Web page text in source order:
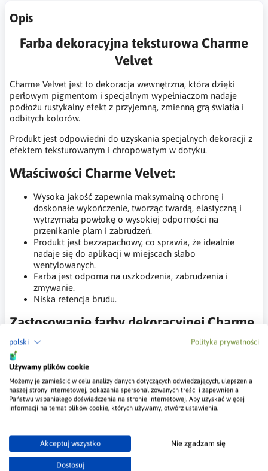
polski Polityka prywatności
Używamy plików cookie
Możemy je zamieścić w celu analizy danych dotyczących odwiedzających, ulepszenia
naszej strony internetowej, pokazania spersonalizowanych treści i zapewnienia
Państwu wspaniałego doświadczenia na stronie internetowej. Aby uzyskać więcej
informacji na temat plików cookie, których używamy, otwórz ustawienia.
Akceptuj wszystko Nie zgadzam się
Dostosuj
Opis
Farba dekoracyjna teksturowa Charme
Velvet
Charme Velvet jest to dekoracja wewnętrzna, która dzięki
perłowym pigmentom i specjalnym wypełniaczom nadaje
podłożu rustykalny efekt z przyjemną, zmienną grą światła i
odbitych kolorów.
Produkt jest odpowiedni do uzyskania specjalnych dekoracji z
efektem teksturowanym i chropowatym w dotyku.
Właściwości Charme Velvet:
Wysoka jakość zapewnia maksymalną ochronę i
doskonałe wykończenie, tworząc twardą, elastyczną i
wytrzymałą powłokę o wysokiej odporności na
przenikanie plam i zabrudzeń.
Produkt jest bezzapachowy, co sprawia, że idealnie
nadaje się do aplikacji w miejscach słabo
wentylowanych.
Farba jest odporna na uszkodzenia, zabrudzenia i
zmywanie.
Niska retencja brudu.
Zastosowanie farby dekoracyjnej Charme
Velvet:
Produkt nadaje się do tworzenia unikalnych efektów
dekoracyjnych zarówno w miejscach publicznych, jak i
prywatnych, gdzie pożądane są specjalne efekty
dekoracyjne.
Możliwe jest również nakładanie na powierzchnie, które
nałożonego produktu, dlatego próbka ma wartość
orientacyjną.
Zaleca się wcześniej przygotować próbkę, aby określić